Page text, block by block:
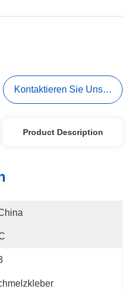
Kontaktieren Sie Uns Jetzt
Product Description